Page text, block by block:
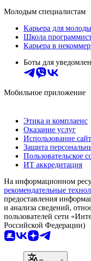
Молодым специалистам
Карьера для
Школа
Карьера в
Боты для
Мобильное приложение
Этика и комплаенс
Оказание услуг
Использование
Защита
Пользовательское
ИТ аккредитация
На информационном
рекомендательные
предоставления
и анализа сведений,
пользователей сети
Российской Федерации)